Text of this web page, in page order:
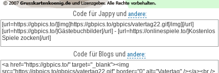
Code für Jappy und andere:
Code für Blogs und andere: